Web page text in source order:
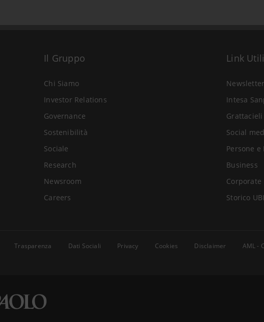
Il Gruppo
Chi Siamo
Investor Relations
Governance
Sostenibilità
Sociale
Research
Newsroom
Careers
Link Utili
Newsletter
Intesa
Social
Persone e
Business
Corporate
Storico
Trasparenza Dati Sociali Privacy Cookies Disclaimer AML -